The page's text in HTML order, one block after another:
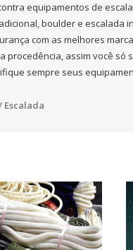
equipamentos de
boulder e escalada
com as melhores
assim você só
sempre seus